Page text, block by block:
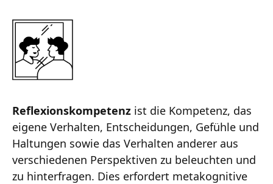
Reflexionskompetenz ist die Kompetenz, das
eigene Verhalten, Entscheidungen, Gefühle und
Haltungen sowie das Verhalten anderer aus
verschiedenen Perspektiven zu beleuchten und
zu hinterfragen. Dies erfordert metakognitive